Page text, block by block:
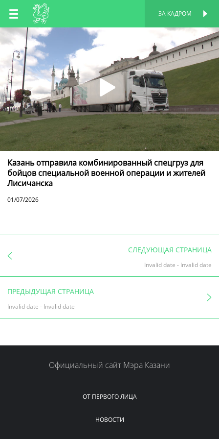
RU
TT
ЗА КАДРОМ
Казань отправила комбинированный спецгруз для
бойцов специальной военной операции и жителей
Лисичанска
01/07/2026
СЛЕДУЮЩАЯ СТРАНИЦА
Invalid date - Invalid date
ПРЕДЫДУЩАЯ СТРАНИЦА
Invalid date - Invalid date
Официальный сайт Мэра Казани
ОТ ПЕРВОГО ЛИЦА
НОВОСТИ
ПЕРСОНАЛЬНАЯ
СТРАНИЦА